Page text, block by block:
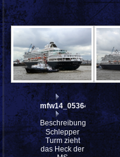
mfw14_053642
Beschreibung:
Schlepper
Turm zieht
das Heck der